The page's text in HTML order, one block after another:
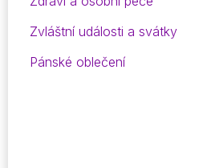
Zvláštní události a svátky
Pánské oblečení